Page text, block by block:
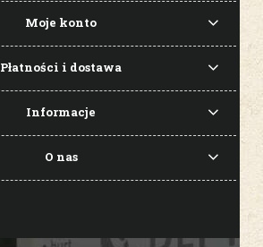
Moje konto
Płatności i dostawa
Informacje
O nas